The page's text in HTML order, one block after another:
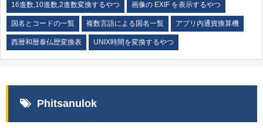
16進数,10進数,2進数変換するやつ 画像の EXIF を表示するやつ
国名とコードの一覧 複数言語による国名一覧 アプリ内通貨換算機
西暦和暦泰仏歴変換表 UNIX時間を変換するやつ
Phitsanulok